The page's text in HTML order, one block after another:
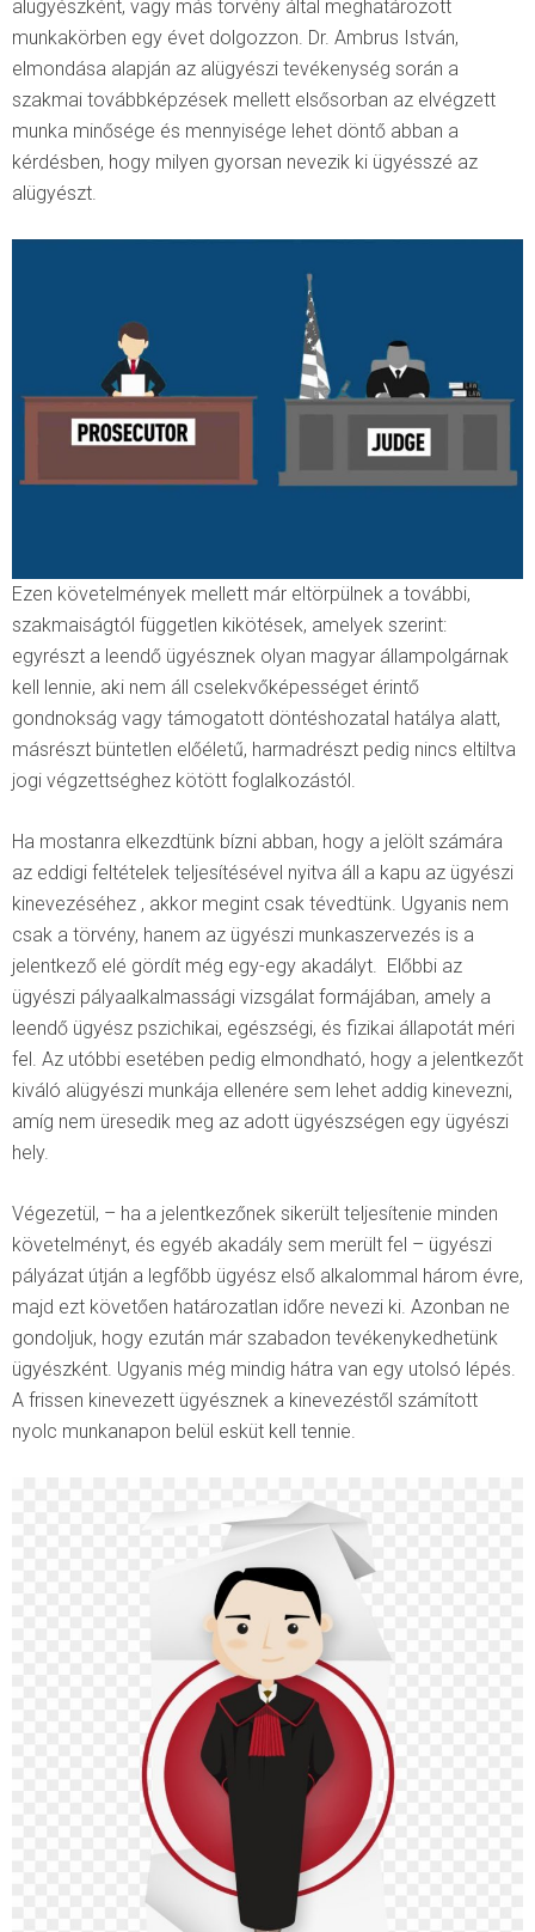
alügyészként, vagy más törvény által meghatározott
munkakörben egy évet dolgozzon. Dr. Ambrus István,
elmondása alapján az alügyészi tevékenység során a
szakmai továbbképzések mellett elsősorban az elvégzett
munka minősége és mennyisége lehet döntő abban a
kérdésben, hogy milyen gyorsan nevezik ki ügyésszé az
alügyészt.
Ezen követelmények mellett már eltörpülnek a további,
szakmaiságtól független kikötések, amelyek szerint:
egyrészt a leendő ügyésznek olyan magyar állampolgárnak
kell lennie, aki nem áll cselekvőképességet érintő
gondnokság vagy támogatott döntéshozatal hatálya alatt,
másrészt büntetlen előéletű, harmadrészt pedig nincs eltiltva
jogi végzettséghez kötött foglalkozástól.
Ha mostanra elkezdtünk bízni abban, hogy a jelölt számára
az eddigi feltételek teljesítésével nyitva áll a kapu az ügyészi
kinevezéséhez , akkor megint csak tévedtünk. Ugyanis nem
csak a törvény, hanem az ügyészi munkaszervezés is a
jelentkező elé gördít még egy-egy akadályt. Előbbi az
ügyészi pályaalkalmassági vizsgálat formájában, amely a
leendő ügyész pszichikai, egészségi, és fizikai állapotát méri
fel. Az utóbbi esetében pedig elmondható, hogy a jelentkezőt
kiváló alügyészi munkája ellenére sem lehet addig kinevezni,
amíg nem üresedik meg az adott ügyészségen egy ügyészi
hely.
Végezetül, – ha a jelentkezőnek sikerült teljesítenie minden
követelményt, és egyéb akadály sem merült fel – ügyészi
pályázat útján a legfőbb ügyész első alkalommal három évre,
majd ezt követően határozatlan időre nevezi ki. Azonban ne
gondoljuk, hogy ezután már szabadon tevékenykedhetünk
ügyészként. Ugyanis még mindig hátra van egy utolsó lépés.
A frissen kinevezett ügyésznek a kinevezéstől számított
nyolc munkanapon belül esküt kell tennie.